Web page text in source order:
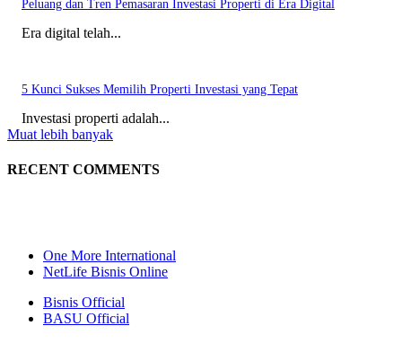
Peluang dan Tren Pemasaran Investasi Properti di Era Digital
Era digital telah...
5 Kunci Sukses Memilih Properti Investasi yang Tepat
Investasi properti adalah...
Muat lebih banyak
RECENT COMMENTS
One More International
NetLife Bisnis Online
Bisnis Official
BASU Official